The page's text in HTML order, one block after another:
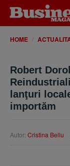
HOME
Robert
lanţuri
importăm
Autor: Cristina Bellu